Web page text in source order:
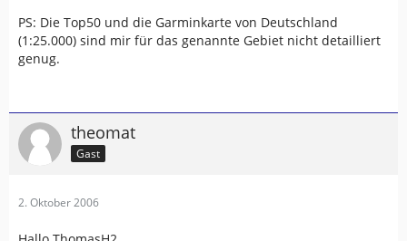
PS: Die Top50 und die Garminkarte von Deutschland
(1:25.000) sind mir für das genannte Gebiet nicht detailliert
genug.
theomat
Gast
2. Oktober 2006